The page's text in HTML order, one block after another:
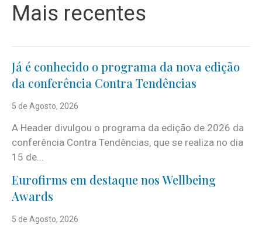
Mais recentes
Já é conhecido o programa da nova edição
da conferência Contra Tendências
5 de Agosto, 2026
A Header divulgou o programa da edição de 2026 da
conferência Contra Tendências, que se realiza no dia
15 de...
Eurofirms em destaque nos Wellbeing
Awards
5 de Agosto, 2026